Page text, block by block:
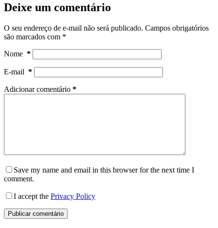
Deixe um comentário
O seu endereço de e-mail não será publicado. Campos obrigatórios
são marcados com *
Nome *
E-mail *
Adicionar comentário *
Save my name and email in this browser for the next time I
comment.
I accept the Privacy Policy
Publicar comentário